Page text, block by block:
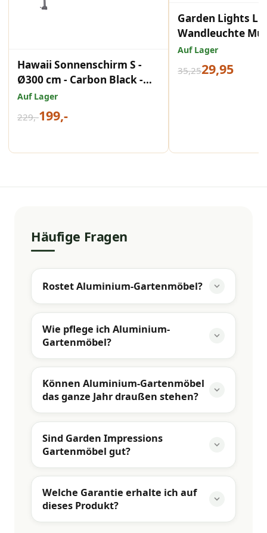
Hawaii Sonnenschirm S -
Ø300 cm - Carbon Black -
Hellgrau
Auf Lager
229,-199,-
Garden Lights
Wandleuchte
warmweißes
Auf Lager
35,2529,95
Häufige Fragen
Rostet Aluminium-Gartenmöbel?
Wie pflege ich Aluminium-
Gartenmöbel?
Können Aluminium-Gartenmöbel
das ganze Jahr draußen stehen?
Sind Garden Impressions
Gartenmöbel gut?
Welche Garantie erhalte ich auf
dieses Produkt?